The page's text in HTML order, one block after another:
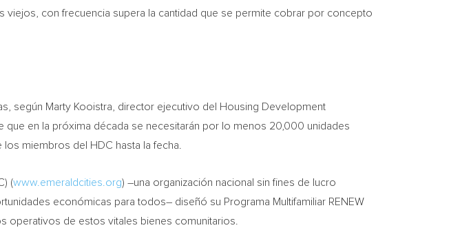
con frecuencia supera la cantidad que se permite cobrar por concepto
según Marty Kooistra , director ejecutivo del Housing Development
en la próxima década se necesitarán por lo menos 20,000 unidades
miembros del HDC hasta la fecha.
(www.emeraldcities.org) –una organización nacional sin fines de lucro
económicas para todos– diseñó su Programa Multifamiliar RENEW
operativos de estos vitales bienes comunitarios.